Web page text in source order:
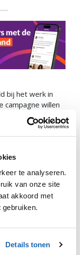
te analyseren.
van onze site
akkoord met
Details tonen
bij het werk in
campagne willen
bij het
werken”. De
vergroten,
bepleiten van
Deze
zijn op
Deventer. De